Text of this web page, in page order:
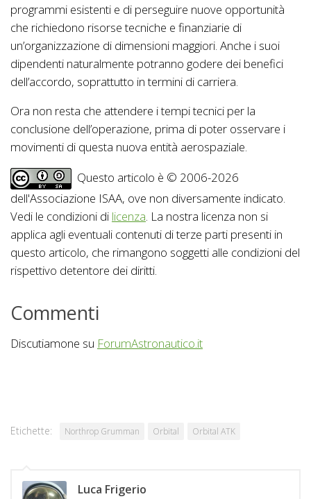
programmi esistenti e di perseguire nuove opportunità
che richiedono risorse tecniche e finanziarie di
un’organizzazione di dimensioni maggiori. Anche i suoi
dipendenti naturalmente potranno godere dei benefici
dell’accordo, soprattutto in termini di carriera.
Ora non resta che attendere i tempi tecnici per la
conclusione dell’operazione, prima di poter osservare i
movimenti di questa nuova entità aerospaziale.
Questo articolo è © 2006-2026
dell'Associazione ISAA, ove non diversamente indicato.
Vedi le condizioni di licenza. La nostra licenza non si
applica agli eventuali contenuti di terze parti presenti in
questo articolo, che rimangono soggetti alle condizioni del
rispettivo detentore dei diritti.
Commenti
Discutiamone su ForumAstronautico.it
Etichette: Northrop Grumman Orbital Orbital ATK
Luca Frigerio